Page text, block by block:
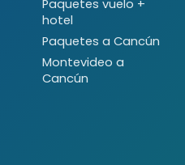
Paquetes vuelo +
hotel
Paquetes a Cancún
Montevideo a
Cancún